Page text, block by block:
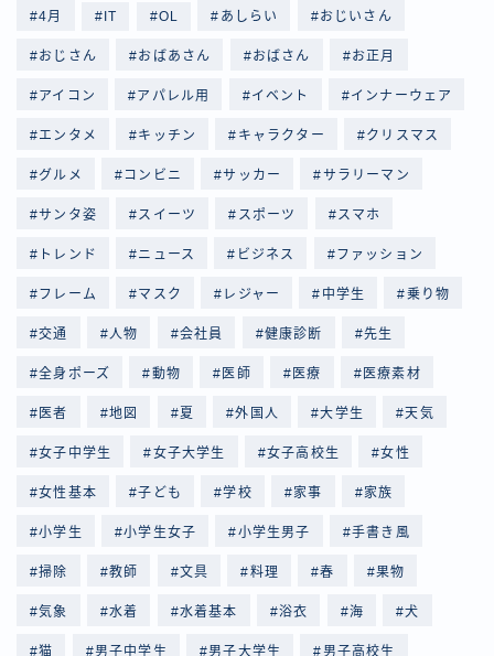
4月 IT OL あしらい おじいさん
おじさん おばあさん おばさん お正月
アイコン アパレル用 イベント インナーウェア
エンタメ キッチン キャラクター クリスマス
グルメ コンビニ サッカー サラリーマン
サンタ姿 スイーツ スポーツ スマホ
トレンド ニュース ビジネス ファッション
フレーム マスク レジャー 中学生 乗り物
交通 人物 会社員 健康診断 先生
全身ポーズ 動物 医師 医療 医療素材
医者 地図 夏 外国人 大学生 天気
女子中学生 女子大学生 女子高校生 女性
女性基本 子ども 学校 家事 家族
小学生 小学生女子 小学生男子 手書き風
掃除 教師 文具 料理 春 果物
気象 水着 水着基本 浴衣 海 犬
猫 男子中学生 男子大学生 男子高校生